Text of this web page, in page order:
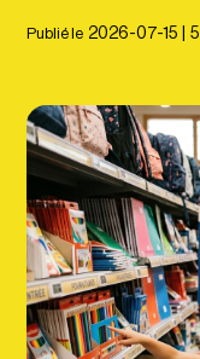
Publié le 2026-07-15 5